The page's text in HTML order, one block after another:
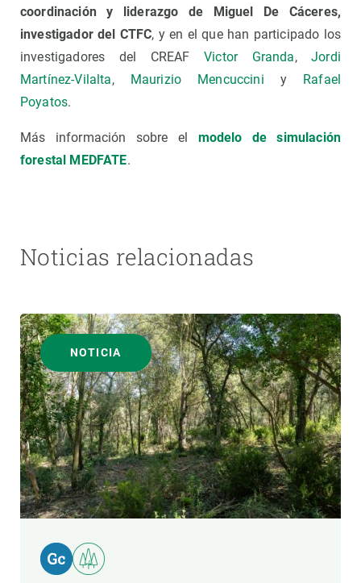
coordinación y liderazgo de Miguel De Cáceres,
investigador del CTFC, y en el que han participado los
investigadores del CREAFVictor Granda,Jordi
Martínez-Vilalta, Maurizio Mencuccini y
Rafael
Poyatos.
Más información sobre el modelo de simulación
forestal MEDFATE.
Noticias relacionadas
NOTICIA